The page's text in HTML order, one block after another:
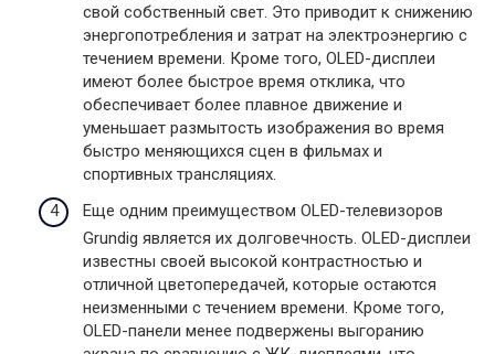
свой собственный свет. Это приводит к снижению
энергопотребления и затрат на электроэнергию с
течением времени. Кроме того, OLED-дисплеи
имеют более быстрое время отклика, что
обеспечивает более плавное движение и
уменьшает размытость изображения во время
быстро меняющихся сцен в фильмах и
спортивных трансляциях.
Еще одним преимуществом OLED-телевизоров
Grundig является их долговечность. OLED-дисплеи
известны своей высокой контрастностью и
отличной цветопередачей, которые остаются
неизменными с течением времени. Кроме того,
OLED-панели менее подвержены выгоранию